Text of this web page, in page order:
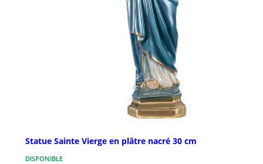
Statue Sainte Vierge en plâtre nacré 30 cm
DISPONIBLE